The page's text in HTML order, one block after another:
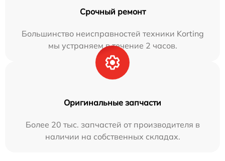
Срочный ремонт
Большинство неисправностей техники Korting
мы устраняем в течение 2 часов.
Оригинальные запчасти
Более 20 тыс. запчастей от производителя в
наличии на собственных складах.